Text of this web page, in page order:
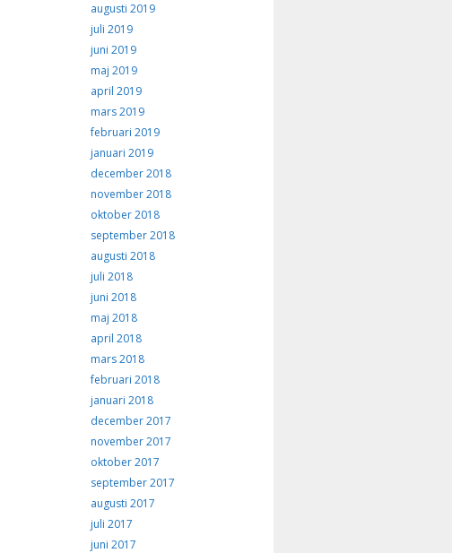
augusti 2019
juli 2019
juni 2019
maj 2019
april 2019
mars 2019
februari 2019
januari 2019
december 2018
november 2018
oktober 2018
september 2018
augusti 2018
juli 2018
juni 2018
maj 2018
april 2018
mars 2018
februari 2018
januari 2018
december 2017
november 2017
oktober 2017
september 2017
augusti 2017
juli 2017
juni 2017